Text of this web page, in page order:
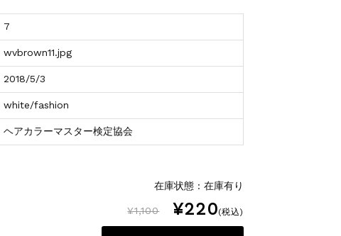
7
wvbrown11.jpg
2018/5/3
white/fashion
ヘアカラーマスター検定協会
在庫状態 : 在庫有り
¥1,100 ¥220(税込)